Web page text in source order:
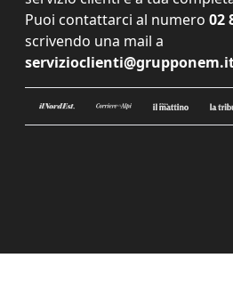
Puoi contattarci al numero 02
scrivendo una mail a